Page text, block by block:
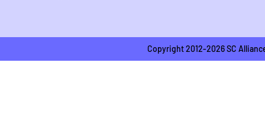
Copyright 2012-2026 SC